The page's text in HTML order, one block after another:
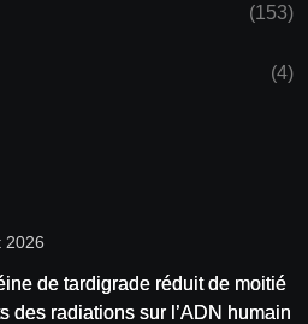
(153)
(4)
2026
de tardigrade réduit de moitié
des radiations sur l’ADN humain